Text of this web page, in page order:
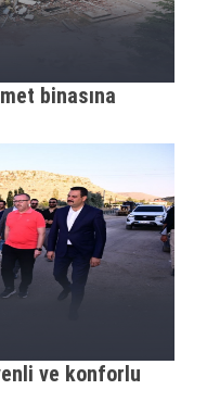
binasına
ve konforlu